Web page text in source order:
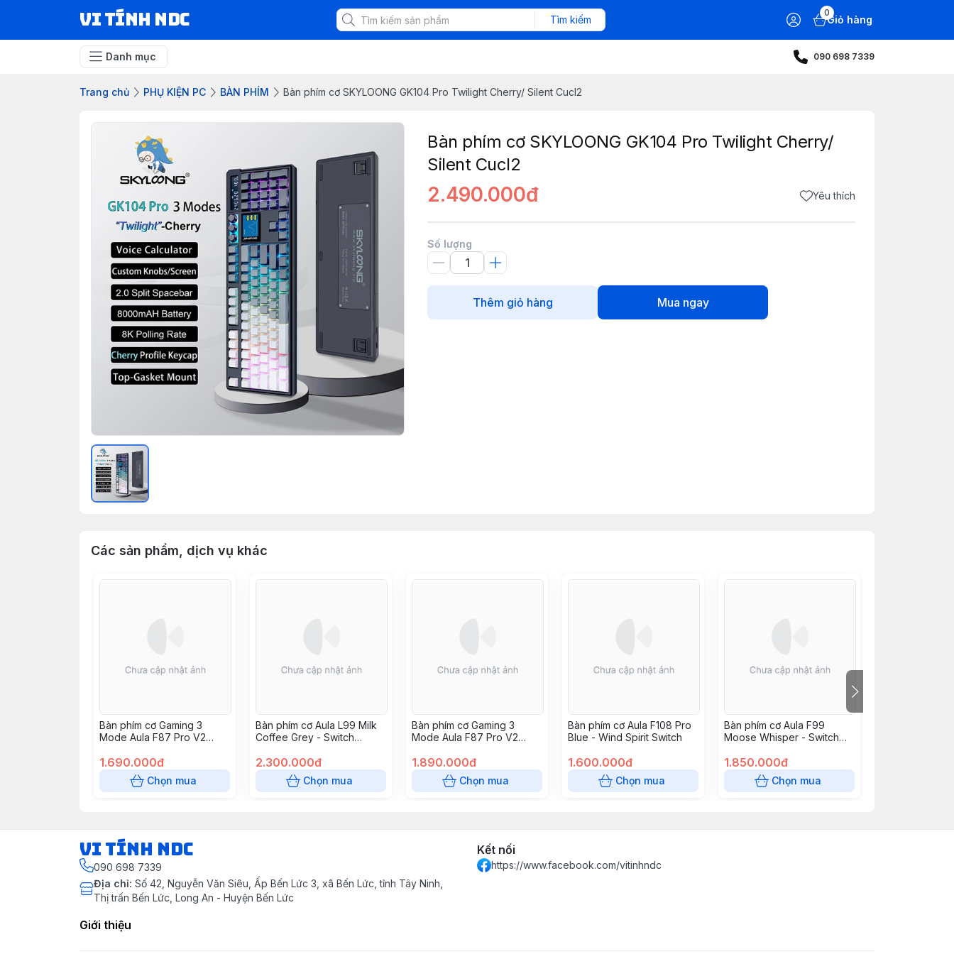
VI TÍNH NDC Tìm kiếm
0
Giỏ hàng
Danh mục 090 698 7339
Trang chủ PHỤ KIỆN PC BÀN PHÍM Bàn phím cơ SKYLOONG GK104 Pro Twilight Cherry/ Silent Cucl2
Bàn phím cơ SKYLOONG GK104 Pro Twilight Cherry/
Silent Cucl2
2.490.000đ Yêu thích
Số lượng
Thêm giỏ hàng Mua ngay
Các sản phẩm, dịch vụ khác
Bàn phím cơ Gaming 3
Mode Aula F87 Pro V2
Super God Edition, Meteor
Switch
1.690.000đ
Chọn mua
Bàn phím cơ Aula L99 Milk
Coffee Grey - Switch
2.300.000đ
Chọn mua
Bàn phím cơ Gaming 3
Mode Aula F87 Pro V2
Edition , Meteor Ice Cream
Switch
1.890.000đ
Chọn mua
Bàn phím cơ Aula F108 Pro
Blue - Wind Spirit Switch
1.600.000đ
Chọn mua
Bàn phím cơ Aula F99
Moose Whisper - Switch
1.850.000đ
Chọn mua
VI TÍNH NDC
090 698 7339
Địa chỉ: Số 42, Nguyễn Văn Siêu, Ấp Bến Lức 3, xã Bến Lức, tỉnh Tây Ninh,
Thị trấn Bến Lức, Long An - Huyện Bến Lức
Kết nối
https://www.facebook.com/vitinhndc
Giới thiệu